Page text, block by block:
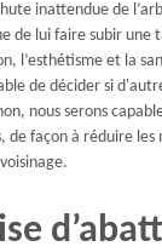
inattendue de
de lui faire subir une
l’esthétisme et la
de décider si
nous serons
de façon à réduire les